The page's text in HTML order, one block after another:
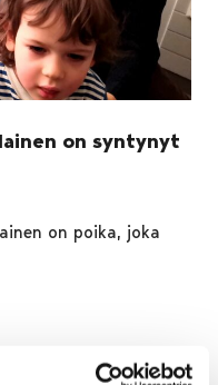
on syntynyt
on poika, joka